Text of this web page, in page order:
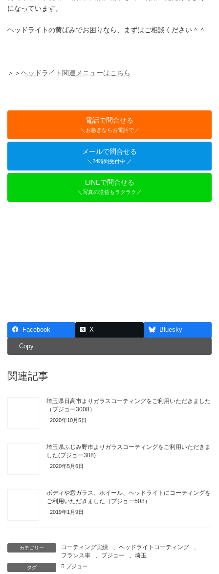
になっています。
ヘッドライトの黄ばみでお困りなら、まずはご相談ください＾＾
＞＞ヘッドライト関連メニューはこちら
電話で問合せる
＼お急ぎならお電話で／
メールで問合せる
＼24時間受付中 ／
LINEで問合せる
＼写真の送信もラクラク／
Facebook X Bluesky
Copy
関連記事
埼玉県日高市よりガラスコーティングをご利用いただきました
（プジョー3008）
2020年10月5日
埼玉県ふじみ野市よりガラスコーティングをご利用いただきま
した(プジョー308)
2020年5月6日
ボディや窓ガラス、ホイール、ヘッドライトにコーティングを
ご利用いただきました（プジョー508）
2019年1月9日
カテゴリー コーティング実績 、 ヘッドライトコーティング
、
フランス車
、 プジョー 、埼玉
タグ プジョー